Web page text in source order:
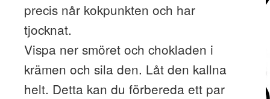
precis når kokpunkten och har
tjocknat.
Vispa ner smöret och chokladen i
krämen och sila den. Låt den kallna
helt. Detta kan du förbereda ett par